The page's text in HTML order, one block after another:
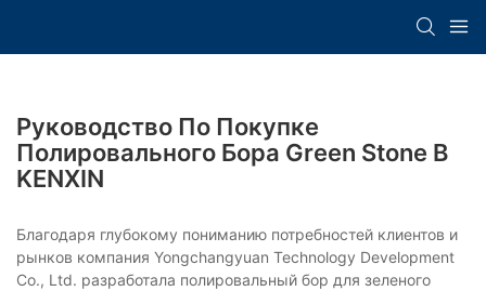
Руководство По Покупке
Полировального Бора Green Stone В
KENXIN
Благодаря глубокому пониманию потребностей клиентов и
рынков компания Yongchangyuan Technology Development
Co., Ltd. разработала полировальный бор для зеленого